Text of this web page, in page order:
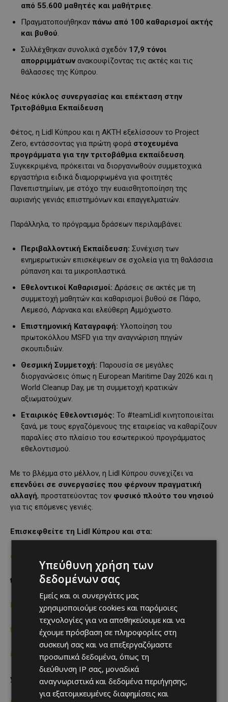
από 55.600 μαθητές και μαθήτριες.
Πραγματοποιήθηκαν πάνω από 100 καθαρισμοί ακτής
και βυθού.
Συλλέχθηκαν συνολικά σχεδόν 17,9 τόνοι
απορριμμάτων ανακουφίζοντας τις ακτές και τις
θάλασσες της Κύπρου.
Νέος κύκλος συνεργασίας και επέκταση στην
Τριτοβάθμια Εκπαίδευση
Φέτος, η Lidl Κύπρου και η ΑΚΤΗ εξελίσσουν το Project
Zero, εντάσσοντας για πρώτη φορά στοχευμένα
προγράμματα για την τριτοβάθμια εκπαίδευση.
Συγκεκριμένα, πρόκειται να διοργανωθούν συμμετοχικά
εργαστήρια ειδικά διαμορφωμένα για φοιτητές
Πανεπιστημίων, με στόχο την ευαισθητοποίηση της
αυριανής γενιάς επιστημόνων και επαγγελματιών.
Παράλληλα, το πρόγραμμα δράσεων περιλαμβάνει:
Περιβαλλοντική Εκπαίδευση: Συνέχιση των
ενημερωτικών επισκέψεων σε σχολεία για τη θαλάσσια
ρύπανση και τα μικροπλαστικά.
Εθελοντικοί Καθαρισμοί: Δράσεις σε ακτές με τη
συμμετοχή μαθητών και καθαρισμοί βυθού σε Πάφο,
Λεμεσό, Λάρνακα και ελεύθερη Αμμόχωστο.
Επιστημονική Καταγραφή: Υλοποίηση του
πρωτοκόλλου MSFD για την αναγνώριση πηγών
σκουπιδιών.
Θεσμική Συμμετοχή: Παρουσία σε μεγάλες
διοργανώσεις όπως η European Maritime Day 2026 και η
World Cleanup Day, με τη συμμετοχή κρατικών
αξιωματούχων.
Εταιρικός Εθελοντισμός: To #teamLidl κινητοποιείται
ξανά, με τους εργαζόμενους της εταιρείας να καθαρίζουν
παραλίες στο πλαίσιο του εσωτερικού προγράμματος
εθελοντισμού.
Με το βλέμμα στο μέλλον, η Lidl Κύπρου συνεχίζει να
επενδύει σε συνεργασίες που φέρνουν πραγματική
αλλαγή, προστατεύοντας τον φυσικό πλούτο του νησιού
για τις επόμενες γενιές.
Επισκεφθείτε τη Lidl Κύπρου και στα:
corporate.lidl.com.cy
team.lidl.com.cy
lidlfoodacademy.com.cy
facebook.com/lidlcy
instagram.com/lidl_cyprus
youtube.com/lidlcyprus
Υπεύθυνη χρήση των
δεδομένων σας
Εμείς και οι συνεργάτες μας
χρησιμοποιούμε cookies και παρόμοιες
τεχνολογίες για να αποθηκεύουμε και να
έχουμε πρόσβαση σε πληροφορίες στη
συσκευή σας και να επεξεργαζόμαστε
προσωπικά δεδομένα, όπως τη
διεύθυνση IP σας, μοναδικά
αναγνωριστικά και δεδομένα περιήγησης,
για εξατομικευμένες διαφημίσεις και